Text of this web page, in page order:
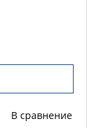
В сравнение